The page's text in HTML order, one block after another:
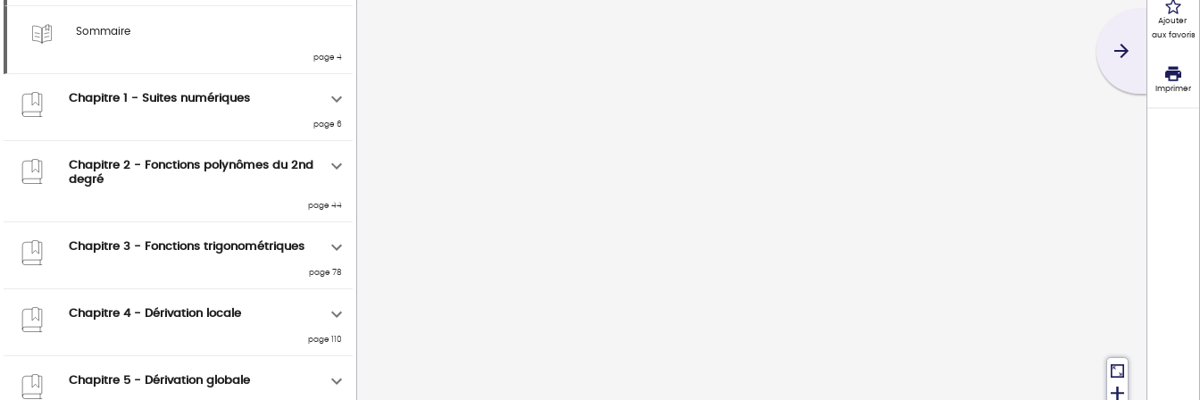
Sommaire
page 4
Chapitre 1 - Suites numériques
page 6
Chapitre 2 - Fonctions polynômes du 2nd
degré
page 44
Chapitre 3 - Fonctions trigonométriques
page 78
Chapitre 4 - Dérivation locale
page 110
Chapitre 5 - Dérivation globale
Ajouter
aux favoris
Imprimer